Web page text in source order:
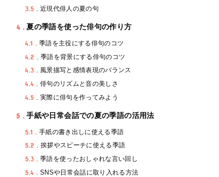
3.5 近現代俳人の夏の句
4 夏の季語を使った俳句の作り方
4.1 季語を主役にする俳句のコツ
4.2 季語を背景にする俳句のコツ
4.3 風景描写と感情表現のバランス
4.4 俳句のリズムと音の美しさ
4.5 実際に俳句を作ってみよう
5 手紙や日常会話での夏の季語の活用法
5.1 手紙の書き出しに使える季語
5.2 挨拶やスピーチに使える季語
5.3 季語を使ったおしゃれな言い回し
5.4 SNSや日常会話に取り入れる方法